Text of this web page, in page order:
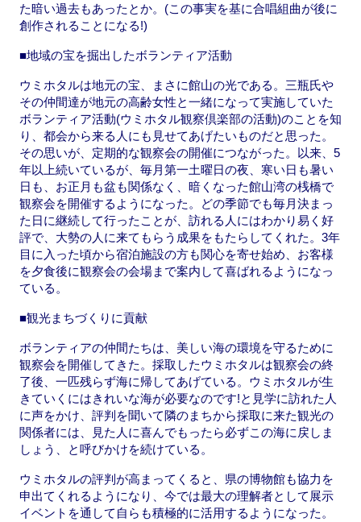
た暗い過去もあったとか。(この事実を基に合唱組曲が後に
創作されることになる!)
■地域の宝を掘出したボランティア活動
ウミホタルは地元の宝、まさに館山の光である。三瓶氏や
その仲間達が地元の高齢女性と一緒になって実施していた
ボランティア活動(ウミホタル観察倶楽部の活動)のことを知
り、都会から来る人にも見せてあげたいものだと思った。
その思いが、定期的な観察会の開催につながった。以来、5
年以上続いているが、毎月第一土曜日の夜、寒い日も暑い
日も、お正月も盆も関係なく、暗くなった館山湾の桟橋で
観察会を開催するようになった。どの季節でも毎月決まっ
た日に継続して行ったことが、訪れる人にはわかり易く好
評で、大勢の人に来てもらう成果をもたらしてくれた。3年
目に入った頃から宿泊施設の方も関心を寄せ始め、お客様
を夕食後に観察会の会場まで案内して喜ばれるようになっ
ている。
■観光まちづくりに貢献
ボランティアの仲間たちは、美しい海の環境を守るために
観察会を開催してきた。採取したウミホタルは観察会の終
了後、一匹残らず海に帰してあげている。ウミホタルが生
きていくにはきれいな海が必要なのです!と見学に訪れた人
に声をかけ、評判を聞いて隣のまちから採取に来た観光の
関係者には、見た人に喜んでもったら必ずこの海に戻しま
しょう、と呼びかけを続けている。
ウミホタルの評判が高まってくると、県の博物館も協力を
申出てくれるようになり、今では最大の理解者として展示
イベントを通して自らも積極的に活用するようになった。